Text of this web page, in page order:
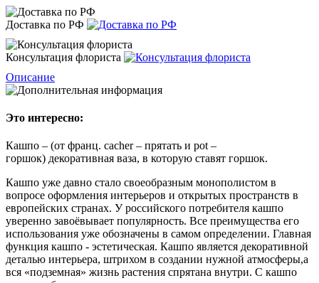
Доставка по РФ
Консультация флориста
Описание
Это интересно:
Кашпо – (от франц. cacher – прятать и pot –
горшок) декоративная ваза, в которую ставят горшок.
Кашпо уже давно стало своеобразным монополистом в
вопросе оформления интерьеров и открытых пространств в
европейских странах. У российского потребителя кашпо
уверенно завоёвывает популярность. Все преимущества его
использования уже обозначены в самом определении. Главная
функция кашпо - эстетическая. Кашпо является декоративной
деталью интерьера, штрихом в создании нужной атмосферы,а
вся «подземная» жизнь растения спрятана внутри. С кашпо